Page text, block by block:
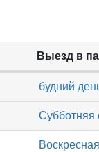
Выезд в
Субботняя
будний